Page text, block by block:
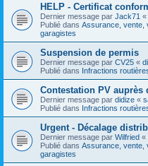
HELP - Certificat
Dernier message par Jack71 «
Publié dans Assurance, vente,
garagistes
Suspension de permis
Dernier message par CV25 «
Publié dans Infractions
Contestation PV auprès
Dernier message par didize «
Publié dans Infractions
Urgent - Décalage
Dernier message par Wilfried «
Publié dans Assurance, vente,
garagistes